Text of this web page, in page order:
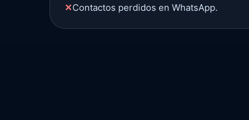
✕Contactos perdidos en WhatsApp.